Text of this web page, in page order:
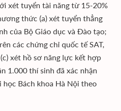
xét tuyển tài năng từ 15-20%
thức (a) xét tuyển thẳng
của Bộ Giáo dục và Đào tạo;
các chứng chỉ quốc tế SAT,
(c) xét hồ sơ năng lực kết hợp
1.000 thí sinh đã xác nhận
Bách khoa Hà Nội theo